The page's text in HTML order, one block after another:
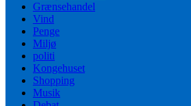
Grænsehandel
Vind
Penge
Miljø
politi
Kongehuset
Shopping
Musik